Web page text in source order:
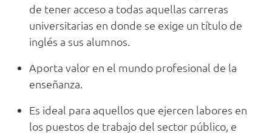
de tener acceso a todas aquellas carreras
universitarias en donde se exige un título de
inglés a sus alumnos.
Aporta valor en el mundo profesional de la
enseñanza.
Es ideal para aquellos que ejercen labores en
los puestos de trabajo del sector público, e